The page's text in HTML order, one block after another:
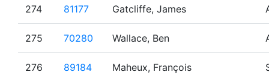
274 81177 Gatcliffe, James
275 70280 Wallace, Ben
276 89184 Maheux, François